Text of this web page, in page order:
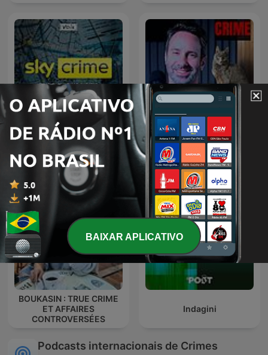
Sky Crime Podcast
CRIME e MISTÉRIO c/ Beto
Ribeiro
BOUKASIN : TRUE CRIME
ET AFFAIRES
CONTROVERSÉES
Indagini
Podcasts internacionais de Crimes
BAIXAR APLICATIVO